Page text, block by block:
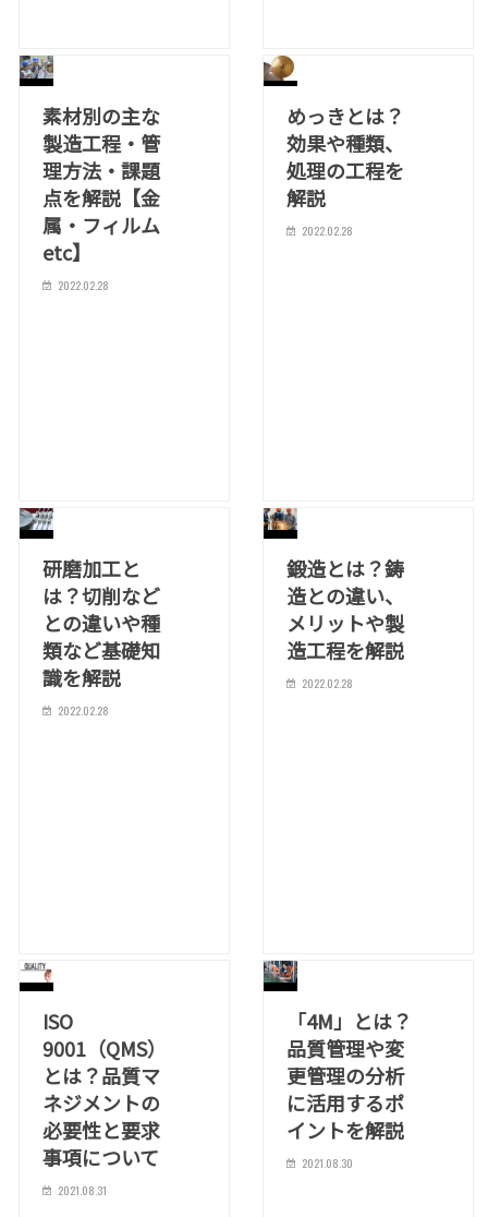
素材別の主な
製造工程・管
理方法・課題
点を解説【金
属・フィルム
etc】
2022.02.28
めっきとは？
効果や種類、
処理の工程を
解説
2022.02.28
研磨加工と
は？切削など
との違いや種
類など基礎知
識を解説
2022.02.28
鍛造とは？鋳
造との違い、
メリットや製
造工程を解説
2022.02.28
ISO
9001（QMS）
とは？品質マ
ネジメントの
必要性と要求
事項について
2021.08.31
「4M」とは？
品質管理や変
更管理の分析
に活用するポ
イントを解説
2021.08.30